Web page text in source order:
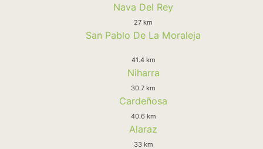
Nava Del Rey
27 km
San Pablo De La Moraleja
41.4 km
Niharra
30.7 km
Cardeñosa
40.6 km
Alaraz
33 km